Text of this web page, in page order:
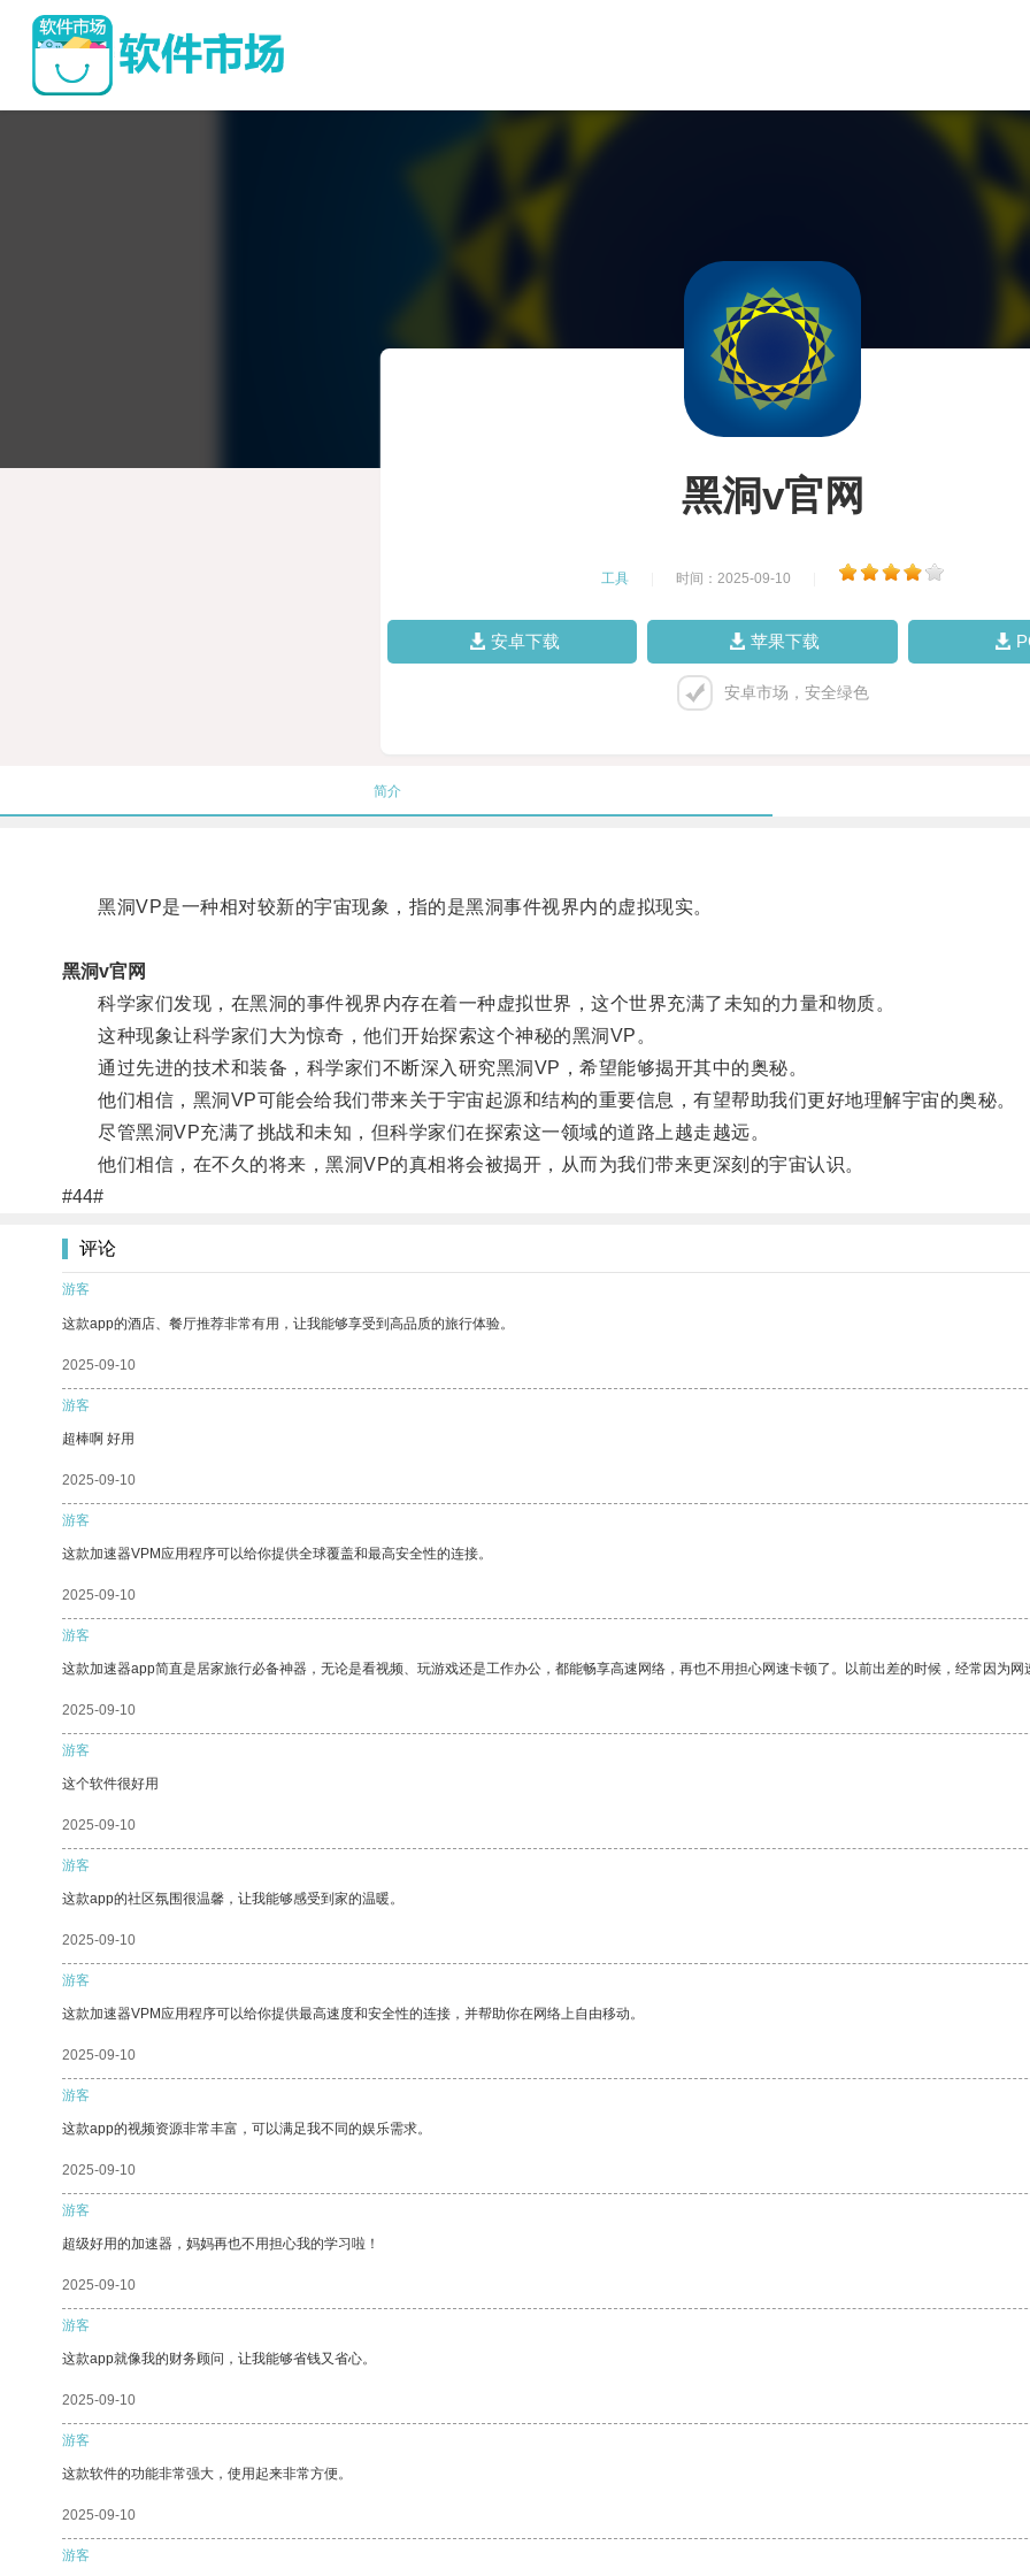
黑洞v官网
工具 时间：2025-09-10
安卓下载 苹果下载
安卓市场，安全绿色
简介
黑洞VP是一种相对较新的宇宙现象，指的是黑洞事件视界内的虚拟现实。
黑洞v官网
科学家们发现，在黑洞的事件视界内存在着一种虚拟世界，这个世界充满了未知的力量和物质。
这种现象让科学家们大为惊奇，他们开始探索这个神秘的黑洞VP。
通过先进的技术和装备，科学家们不断深入研究黑洞VP，希望能够揭开其中的奥秘。
他们相信，黑洞VP可能会给我们带来关于宇宙起源和结构的重要信息，有望帮助我们更好地理解宇宙的奥秘。
尽管黑洞VP充满了挑战和未知，但科学家们在探索这一领域的道路上越走越远。
他们相信，在不久的将来，黑洞VP的真相将会被揭开，从而为我们带来更深刻的宇宙认识。
#44#
评论
游客
这款app的酒店、餐厅推荐非常有用，让我能够享受到高品质的旅行体验。
2025-09-10
游客
超棒啊 好用
2025-09-10
游客
这款加速器VPM应用程序可以给你提供全球覆盖和最高安全性的连接。
2025-09-10
游客
这款加速器app简直是居家旅行必备神器，无论是看视频、玩游戏还是工作办公，都能畅享高速网络，再也不用担心网速卡顿了。以前出差的时候，经常因为
2025-09-10
游客
这个软件很好用
2025-09-10
游客
这款app的社区氛围很温馨，让我能够感受到家的温暖。
2025-09-10
游客
这款加速器VPM应用程序可以给你提供最高速度和安全性的连接，并帮助你在网络上自由移动。
2025-09-10
游客
这款app的视频资源非常丰富，可以满足我不同的娱乐需求。
2025-09-10
游客
超级好用的加速器，妈妈再也不用担心我的学习啦！
2025-09-10
游客
这款app就像我的财务顾问，让我能够省钱又省心。
2025-09-10
游客
这款软件的功能非常强大，使用起来非常方便。
2025-09-10
游客